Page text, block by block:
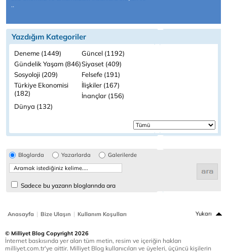
..
Yazdığım Kategoriler
Deneme (1449)
Güncel (1192)
Gündelik Yaşam (846)Siyaset (409)
Sosyoloji (209)
Felsefe (191)
Türkiye Ekonomisi
(182)
İlişkiler (167)
İnançlar (156)
Dünya (132)
Bloglarda Yazarlarda Galerilerde
Sadece bu yazarın bloglarında ara
Anasayfa | Bize Ulaşın | Kullanım Koşulları Yukarı
© Milliyet Blog Copyright 2026
İnternet baskısında yer alan tüm metin, resim ve içeriğin hakları
milliyet.com.tr'ye aittir. Milliyet Blog kullanıcıları ve üyeleri, üçüncü kişilerin